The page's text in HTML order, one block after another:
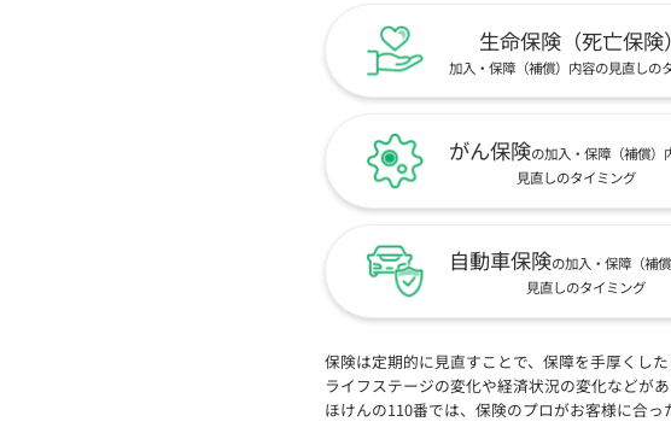
生命保険（死亡保険）
加入・保障（補償）内容の見直しの
がん保険の加入・保障（補償）
見直しのタイミング
自動車保険の加入・保障（補
見直しのタイミング
保険は定期的に見直すことで、保障を手厚くし
ライフステージの変化や経済状況の変化などが
ほけんの110番では、保険のプロがお客様に合